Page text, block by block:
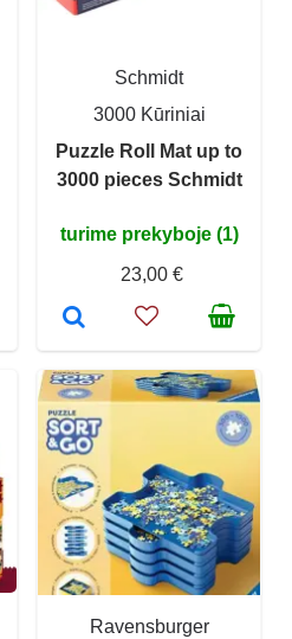
Schmidt
3000 Kūriniai
Puzzle Roll Mat up to
3000 pieces Schmidt
turime prekyboje (1)
23,00 €
Ravensburger